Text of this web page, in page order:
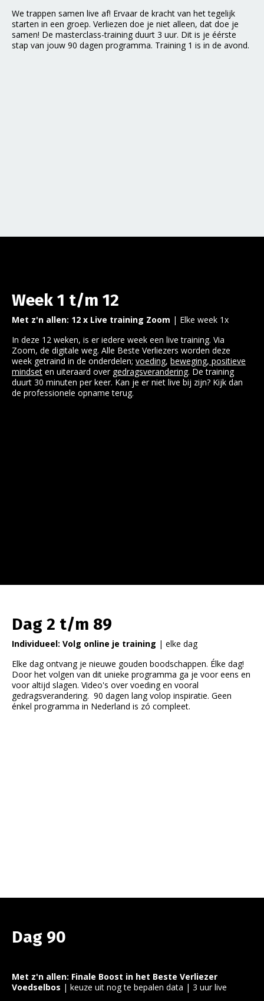
We trappen samen live af! Ervaar de kracht van het tegelijk
starten in een groep. Verliezen doe je niet alleen, dat doe je
samen! De masterclass-training duurt 3 uur. Dit is je éérste
stap van jouw 90 dagen programma. Training 1 is in de avond.
Week 1 t/m 12
Met z'n allen: 12 x Live training Zoom | Elke week 1x
In deze 12 weken, is er iedere week een live training. Via
Zoom, de digitale weg. Alle Beste Verliezers worden deze
week getraind in de onderdelen; voeding, beweging, positieve
mindset en uiteraard over gedragsverandering. De training
duurt 30 minuten per keer. Kan je er niet live bij zijn? Kijk dan
de professionele opname terug.
Dag 2 t/m 89
Individueel: Volg online je training | elke dag
Elke dag ontvang je nieuwe gouden boodschappen. Élke dag!
Door het volgen van dit unieke programma ga je voor eens en
voor altijd slagen. Video's over voeding en vooral
gedragsverandering. 90 dagen lang volop inspiratie. Geen
énkel programma in Nederland is zó compleet.
Dag 90
Met z'n allen: Finale Boost in het Beste Verliezer
Voedselbos | keuze uit nog te bepalen data | 3 uur live